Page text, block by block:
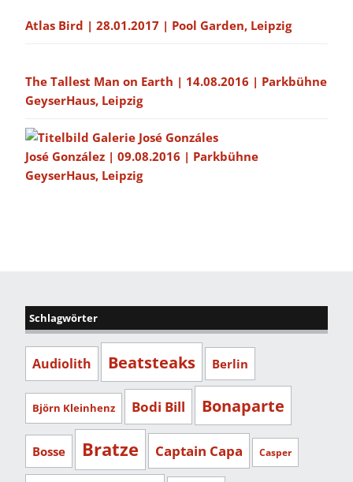
Atlas Bird | 28.01.2017 | Pool Garden, Leipzig
The Tallest Man on Earth | 14.08.2016 | Parkbühne
GeyserHaus, Leipzig
José González | 09.08.2016 | Parkbühne
GeyserHaus, Leipzig
Schlagwörter
Audiolith Beatsteaks Berlin
Björn Kleinhenz Bodi Bill Bonaparte
Bosse Bratze Captain Capa Casper